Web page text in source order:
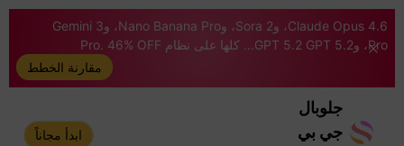
Claude Opus 4.6، وSora 2، وNano Banana Pro، وGemini 3
Pro، وGPT 5.2 GPT 5.2... كلها على نظام Pro. 46% OFF
مقارنة الخطط
جلوبال
جي بي
ابدأ مجاناً